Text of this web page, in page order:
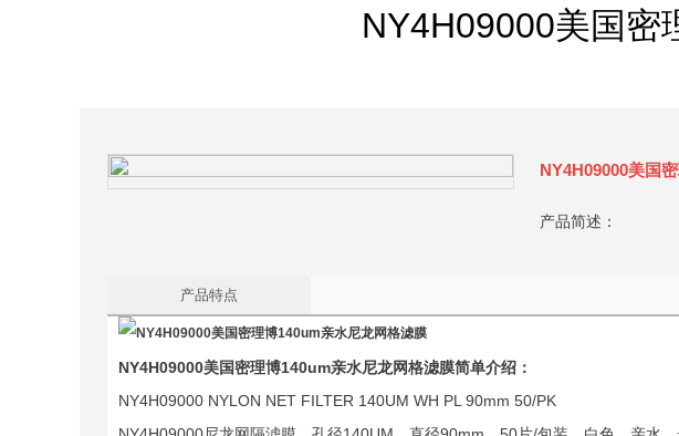
NY4H09000美国密
NY4H09000美国
产品简述：
产品特点
NY4H09000美国密理博140um亲水尼龙网格滤膜简单介绍：
NY4H09000 NYLON NET FILTER 140UM WH PL 90mm 50/PK